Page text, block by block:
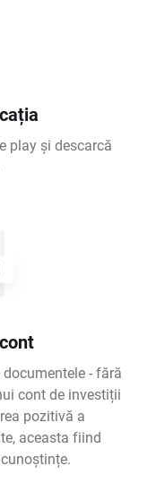
play și descarcă
- fără
cont de investiții
pozitivă a
aceasta fiind